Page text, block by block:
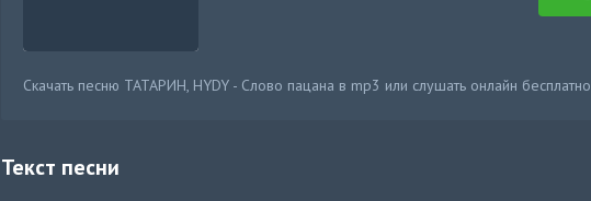
Скачать песню ТАТАРИН, HYDY - Слово пацана в mp3 или слушать онлайн бесплатно
Текст песни